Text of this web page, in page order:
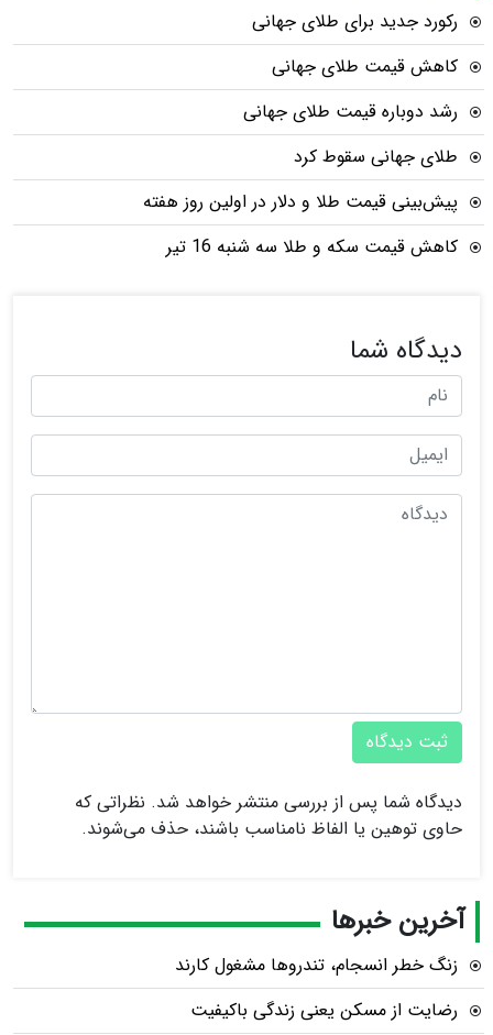
رکورد جدید برای طلای جهانی
کاهش قیمت طلای جهانی
رشد دوباره قیمت طلای جهانی
طلای جهانی سقوط کرد
پیش‌بینی قیمت طلا و دلار در اولین روز هفته
کاهش قیمت سکه و طلا سه شنبه 16 تیر
دیدگاه شما
ثبت دیدگاه
دیدگاه شما پس از بررسی منتشر خواهد شد. نظراتی که
حاوی توهین یا الفاظ نامناسب باشند، حذف می‌شوند.
آخرین خبرها
زنگ خطر انسجام، تندروها مشغول کارند
رضایت از مسکن یعنی زندگی باکیفیت